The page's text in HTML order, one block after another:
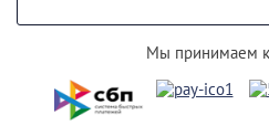
Мы принимаем